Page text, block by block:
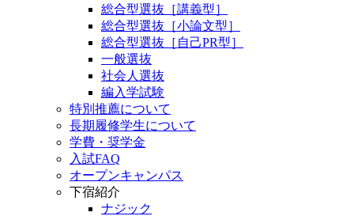
総合型選抜［講義型］
総合型選抜［小論文型］
総合型選抜［自己PR型］
一般選抜
社会人選抜
編入学試験
特別推薦について
長期履修学生について
学費・奨学金
入試FAQ
オープンキャンパス
下宿紹介
ナジック